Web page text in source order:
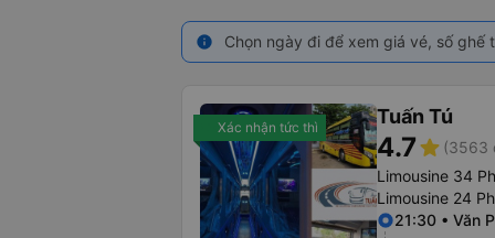
info Chọn ngày đi để xem giá vé, số
Xác nhận tức thì Tuấn Tú
4.7star (3563
Limousine 34
Limousine 24
21:30 • Văn